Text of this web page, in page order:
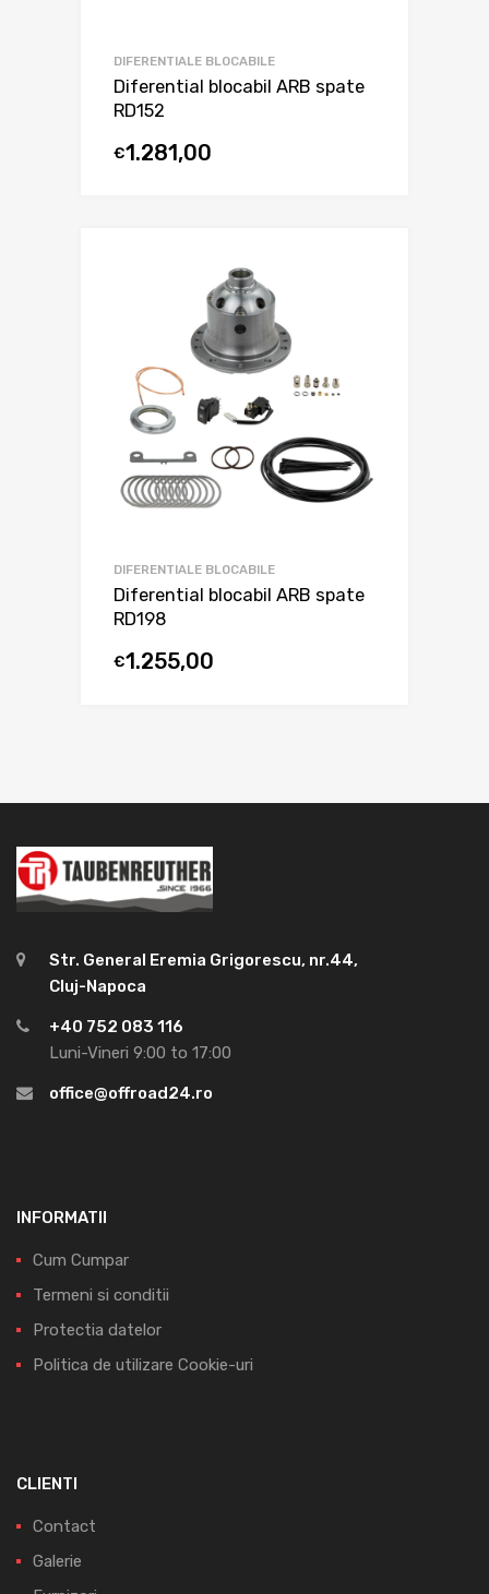
DIFERENTIALE BLOCABILE
Diferential blocabil ARB spate
RD152
€1.281,00
DIFERENTIALE BLOCABILE
Diferential blocabil ARB spate
RD198
€1.255,00
Str. General Eremia Grigorescu, nr.44,
Cluj-Napoca
+40 752 083 116
Luni-Vineri 9:00 to 17:00
office@offroad24.ro
INFORMATII
Cum Cumpar
Termeni si conditii
Protectia datelor
Politica de utilizare Cookie-uri
CLIENTI
Contact
Galerie